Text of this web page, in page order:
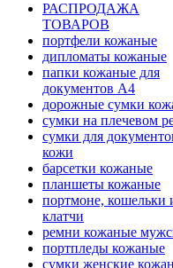
РАСПРОДАЖА
ТОВАРОВ
портфели кожаные
дипломаты кожаные
папки кожаные для
документов А4
дорожные сумки
сумки на плечевом
сумки для
кожи
барсетки кожаные
планшеты кожаные
портмоне, кошельки
клатчи
ремни кожаные
портпледы кожаные
сумки женские